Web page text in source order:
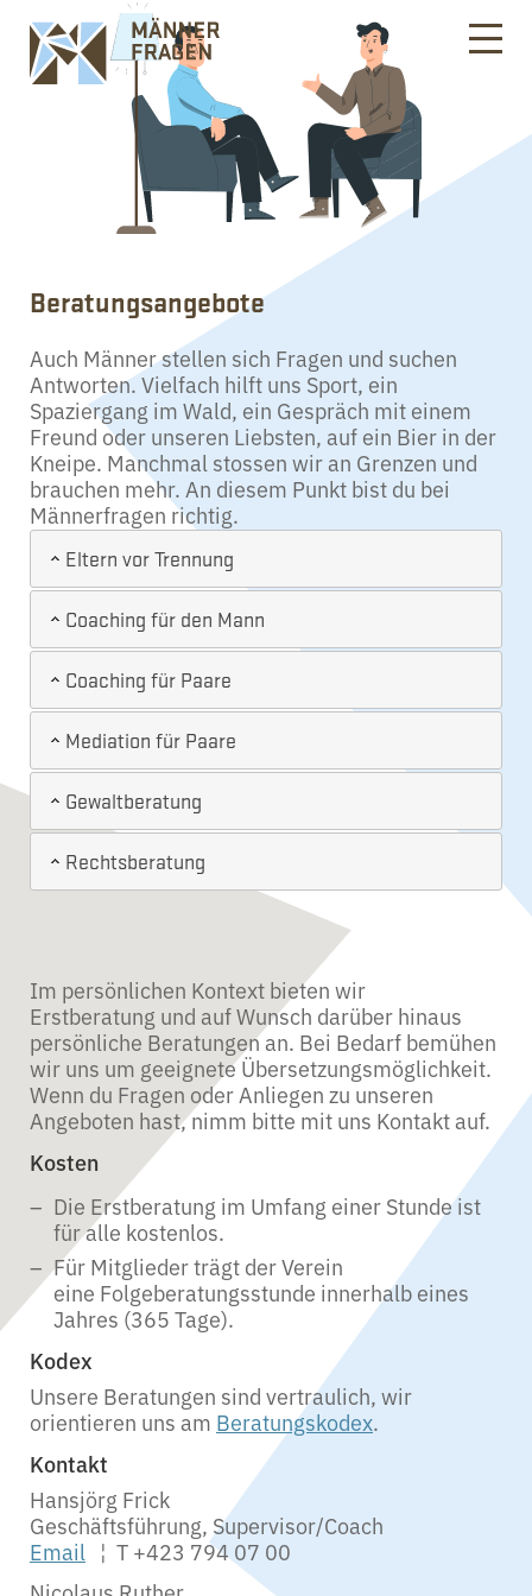
Beratungsangebote
Auch Männer stellen sich Fragen und suchen
Antworten. Vielfach hilft uns Sport, ein
Spaziergang im Wald, ein Gespräch mit einem
Freund oder unseren Liebsten, auf ein Bier in der
Kneipe. Manchmal stossen wir an Grenzen und
brauchen mehr. An diesem Punkt bist du bei
Männerfragen richtig.
Eltern vor Trennung
Coaching für den Mann
Coaching für Paare
Mediation für Paare
Gewaltberatung
Rechtsberatung
Im persönlichen Kontext bieten wir
Erstberatung und auf Wunsch darüber hinaus
persönliche Beratungen an. Bei Bedarf bemühen
wir uns um geeignete Übersetzungsmöglichkeit.
Wenn du Fragen oder Anliegen zu unseren
Angeboten hast, nimm bitte mit uns Kontakt auf.
Kosten
Die Erstberatung im Umfang einer Stunde ist
für alle kostenlos.
Für Mitglieder trägt der Verein
eine Folgeberatungsstunde innerhalb eines
Jahres (365 Tage).
Kodex
Unsere Beratungen sind vertraulich, wir
orientieren uns am Beratungskodex.
Kontakt
Hansjörg Frick
Geschäftsführung, Supervisor/Coach
Email ¦ T +423 794 07 00